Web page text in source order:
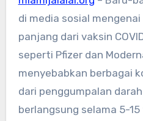
di media sosial
panjang dari vaksin
seperti Pfizer dan
menyebabkan berbagai
dari penggumpalan
berlangsung selama 5-